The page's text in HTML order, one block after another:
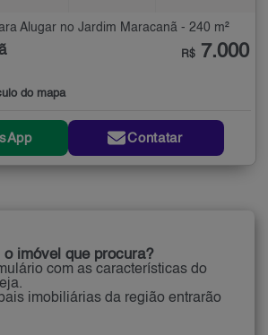
Alugar no Jardim Maracanã - 240 m²
do mapa
R$ 7.000
Contatar
o imóvel que procura?
com as características do
imobiliárias da região entrarão